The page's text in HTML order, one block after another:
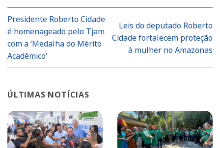
Presidente Roberto Cidade
é homenageado pelo Tjam
com a ‘Medalha do Mérito
Acadêmico’
Leis do deputado Roberto
Cidade fortalecem proteção
à mulher no Amazonas
ÚLTIMAS NOTÍCIAS